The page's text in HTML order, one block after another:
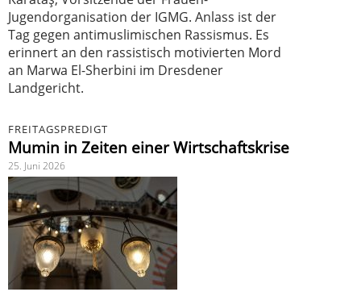
Jugendorganisation der IGMG. Anlass ist der
Tag gegen antimuslimischen Rassismus. Es
erinnert an den rassistisch motivierten Mord
an Marwa El-Sherbini im Dresdener
Landgericht.
FREITAGSPREDIGT
Mumin in Zeiten einer Wirtschaftskrise
25. Juni 2026